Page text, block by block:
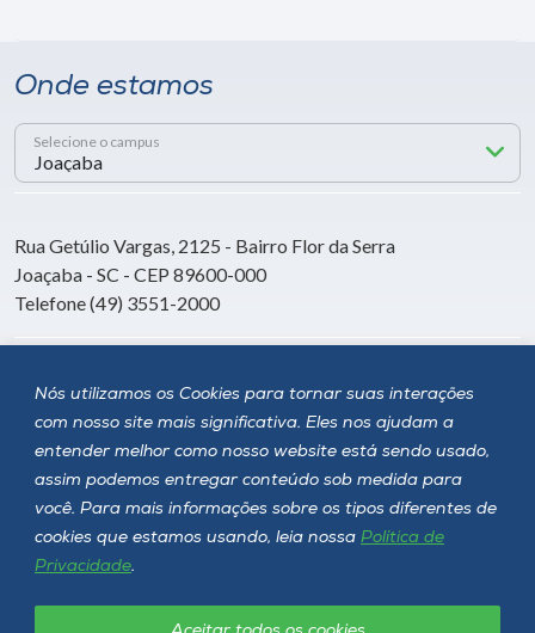
Nós utilizamos os Cookies para tornar suas interações
com nosso site mais significativa. Eles nos ajudam a
entender melhor como nosso website está sendo usado,
assim podemos entregar conteúdo sob medida para
você. Para mais informações sobre os tipos diferentes de
cookies que estamos usando, leia nossa Política de
Privacidade.
Onde estamos
Selecione o campus
Rua Getúlio Vargas, 2125 - Bairro Flor da Serra
Joaçaba - SC - CEP 89600-000
Telefone (49) 3551-2000
Siga a Unoesc